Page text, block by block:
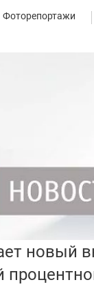
Фоторепортажи
новый